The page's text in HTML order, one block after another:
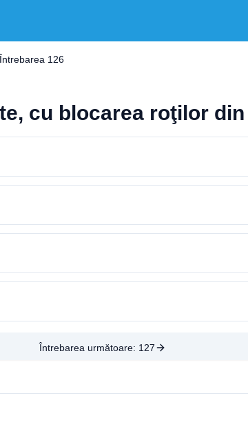
Întrebarea 126
cu blocarea roţilor
Întrebarea următoare: 127